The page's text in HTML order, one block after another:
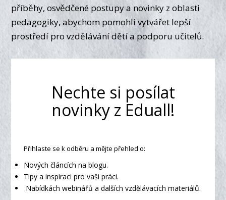
příběhy, osvědčené postupy a novinky z oblasti
pedagogiky, abychom pomohli vytvářet lepší
prostředí pro vzdělávání dětí a podporu učitelů.
Nechte si posílat
novinky z Eduall!
Přihlaste se k odběru a mějte přehled o:
Nových článcích na blogu.
Tipy a inspiraci pro vaši práci.
Nabídkách webinářů a dalších vzdělávacích materiálů.